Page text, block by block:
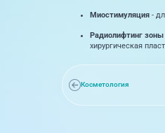
Миостимуляция-
Радиолифтинг зоны
хирургическая
Косметология